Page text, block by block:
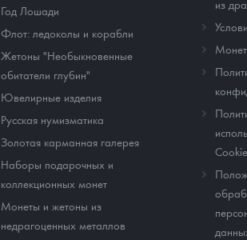
Год Лошади
Флот: ледоколы и корабли
Жетоны "Необыкновенные
обитатели глубин"
Ювелирные изделия
Русская нумизматика
Золотая карманная галерея
Наборы подарочных и
коллекционных монет
Монеты и жетоны из
недрагоценных металлов
из